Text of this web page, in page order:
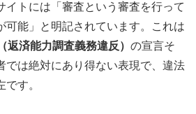
イトには「審査という審査を行って
可能」と明記されています。これは
返済能力調査義務違反） の宣言そ
では絶対にあり得ない表現で、違法
す。